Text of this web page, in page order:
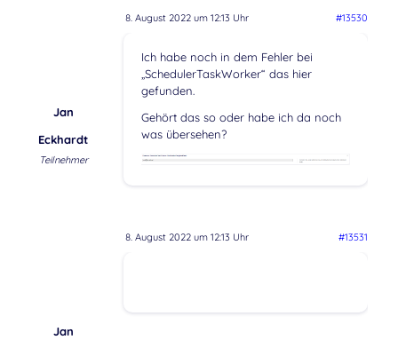
8. August 2022 um 12:13 Uhr #13530
Jan
Eckhardt
Teilnehmer
Ich habe noch in dem Fehler bei
„SchedulerTaskWorker“ das hier
gefunden.
Gehört das so oder habe ich da noch
was übersehen?
8. August 2022 um 12:13 Uhr #13531
Jan